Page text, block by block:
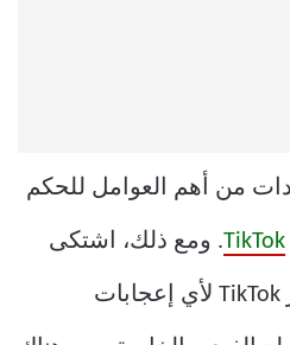
من أهم العوامل للحكم
TikTok. ومع ذلك، اشتكى
الكثيرون من عدم ظهور TikTok لأي إعجابات